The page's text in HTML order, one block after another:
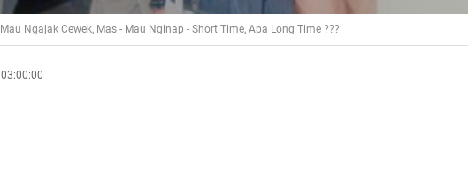
Mau Ngajak Cewek, Mas - Mau Nginap - Short Time, Apa Long Time ???
03:00:00